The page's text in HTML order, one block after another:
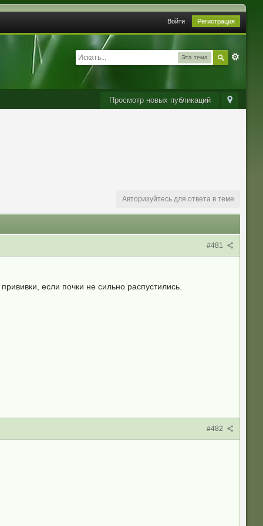
Войти Регистрация
Эта тема
Просмотр новых публикаций
Авторизуйтесь для ответа в теме
#481
если почки не сильно распустились.
#482